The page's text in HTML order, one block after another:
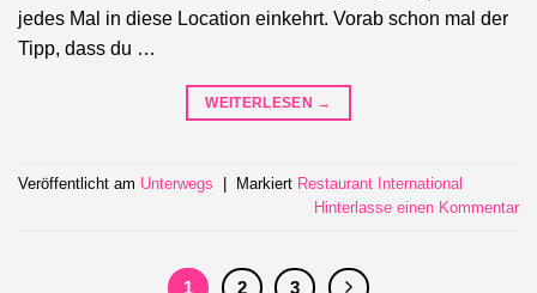
jedes Mal in diese Location einkehrt. Vorab schon mal der
Tipp, dass du …
WEITERLESEN →
Veröffentlicht am Unterwegs Markiert Restaurant International
Hinterlasse einen Kommentar
1 2 3